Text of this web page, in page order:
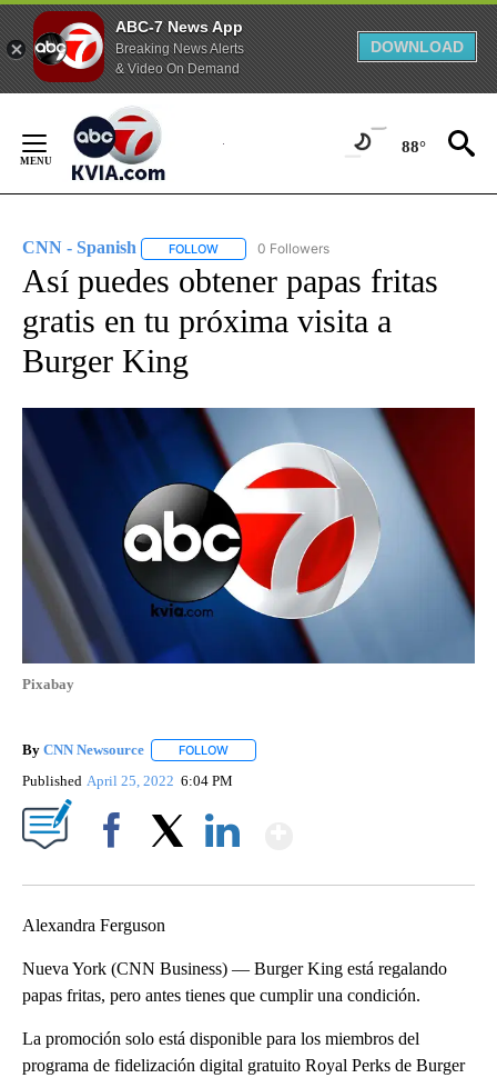
ABC-7 News App
Breaking News Alerts
& Video On Demand
DOWNLOAD
Content
88°
CNN - Spanish FOLLOW FOLLOW "CNN - SPANISH" TO RECEIVE
0 Followers
Así puedes obtener papas fritas
gratis en tu próxima visita a
Burger King
Pixabay
By CNN Newsource FOLLOW
Published April 25, 2022 6:04 PM
Alexandra Ferguson
Nueva York (CNN Business) — Burger King está regalando
papas fritas, pero antes tienes que cumplir una condición.
La promoción solo está disponible para los miembros del
programa de fidelización digital gratuito Royal Perks de Burger